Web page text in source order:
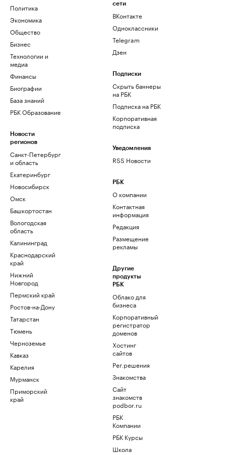
Политика
Экономика
Общество
Бизнес
Технологии и
медиа
Финансы
Биографии
База знаний
РБК Образование
Новости
регионов
Санкт-Петербург
и область
Екатеринбург
Новосибирск
Омск
Башкортостан
Вологодская
область
Калининград
Краснодарский
край
Нижний
Новгород
Пермский край
Ростов-на-Дону
Татарстан
Тюмень
Черноземье
Кавказ
Карелия
Мурманск
Приморский
край
сети
ВКонтакте
Одноклассники
Telegram
Дзен
Подписки
Скрыть баннеры
на РБК
Подписка на РБК
Корпоративная
подписка
Уведомления
RSS Новости
РБК
О компании
Контактная
информация
Редакция
Размещение
рекламы
Другие
продукты
РБК
Облако для
бизнеса
Корпоративный
регистратор
доменов
Хостинг
сайтов
Рег.решения
Знакомства
Сайт
знакомств
podbor.ru
РБК
Компании
РБК Курсы
Школа